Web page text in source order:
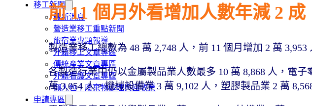
移工新聞
最新消息
營造業移工重點新聞
旅宿業專題報導
外籍移工文章專區
傳統產業文章專區
外籍看護文章專區
懶人包｜廢棄物處理與回收業
申請專區
前 11 個月外看增加人數年減 2 成
製造業移工總數為 48 萬 2,748 人，前 11 個月增加 2 萬
各製造行業中仍以金屬製品業人數最多 10 萬 8,868 人，電
萬 3,054 人，機械設備業 3 萬 9,102 人，塑膠製品業 2 萬